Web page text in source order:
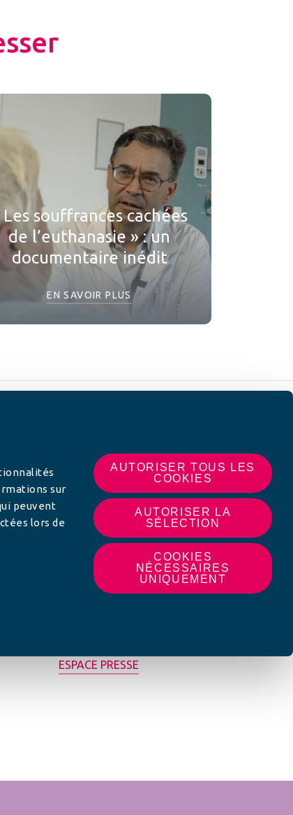
sur
peuvent
lors de
AUTORISER TOUS LES
COOKIES
AUTORISER LA
SÉLECTION
COOKIES
NÉCESSAIRES
UNIQUEMENT
Les souffrances cachées
de l’euthanasie » : un
documentaire inédit
EN SAVOIR PLUS
ESPACE PRESSE